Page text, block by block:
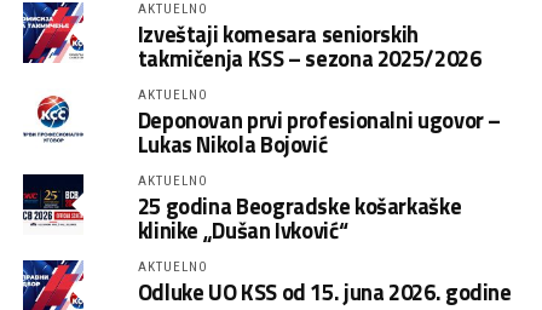
AKTUELNO
Izveštaji komesara seniorskih
takmičenja KSS – sezona 2025/2026
AKTUELNO
Deponovan prvi profesionalni ugovor –
Lukas Nikola Bojović
AKTUELNO
25 godina Beogradske košarkaške
klinike „Dušan Ivković“
AKTUELNO
Odluke UO KSS od 15. juna 2026. godine